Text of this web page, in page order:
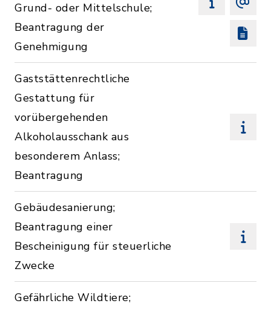
Grund- oder Mittelschule;
Beantragung der
Genehmigung
Gaststättenrechtliche
Gestattung für
vorübergehenden
Alkoholausschank aus
besonderem Anlass;
Beantragung
Gebäudesanierung;
Beantragung einer
Bescheinigung für steuerliche
Zwecke
Gefährliche Wildtiere;